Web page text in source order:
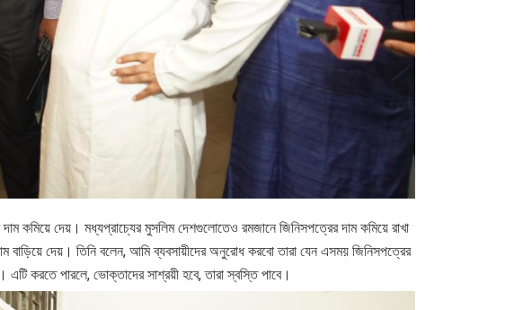
দাম কমিয়ে দেয়। মধ্যপ্রাচ্যের মুসলিম দেশগুলোতেও রমজানে জিনিসপত্রের দাম কমিয়ে রাখা
বাড়িয়ে দেয়। তিনি বলেন, আমি ব্যবসায়ীদের অনুরোধ করবো তারা যেন এসময় জিনিসপত্রের
করতে পারলে, ভোক্তাদের সাশ্রয়ী হবে, তারা স্বস্তি পাবে।